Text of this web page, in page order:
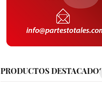
PRODUCTOS DESTACADOS